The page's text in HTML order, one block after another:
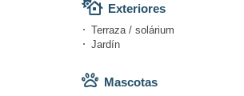
Exteriores
Terraza / solárium
Jardín
Mascotas